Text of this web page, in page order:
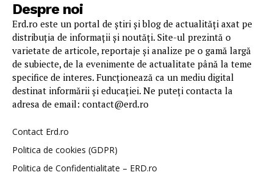
Despre noi
Erd.ro este un portal de știri și blog de actualități axat pe
distribuția de informații și noutăți. Site-ul prezintă o
varietate de articole, reportaje și analize pe o gamă largă
de subiecte, de la evenimente de actualitate până la teme
specifice de interes. Funcționează ca un mediu digital
destinat informării și educației. Ne puteți contacta la
adresa de email: contact@erd.ro
Contact Erd.ro
Politica de cookies (GDPR)
Politica de Confidentialitate – ERD.ro